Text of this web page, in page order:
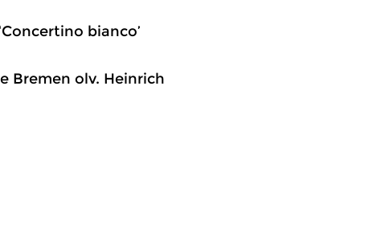
bianco’
Bremen olv. Heinrich